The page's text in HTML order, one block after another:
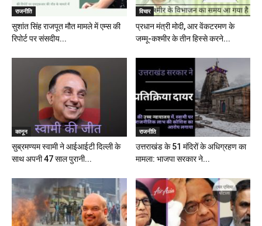
राजनीति
सुशांत सिंह राजपूत मौत मामले में एम्स की
रिपोर्ट पर संसदीय...
विचार
प्रधान मंत्री मोदी, आर वेंकटरमण के
जम्मू-कश्मीर के तीन हिस्से करने...
कानून
सुब्रमण्यम स्वामी ने आईआईटी दिल्ली के
साथ अपनी 47 साल पुरानी...
राजनीति
उत्तराखंड के 51 मंदिरों के अधिग्रहण का
मामला: भाजपा सरकार ने...